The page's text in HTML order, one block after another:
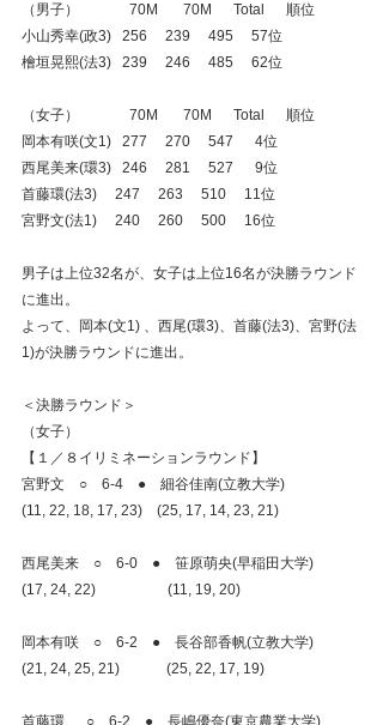
（男子）　　  　70M　   70M  　Total　  順位
小山秀幸(政3)   256     239     495     57位
檜垣晃熙(法3)   239     246     485     62位
（女子）　　　  70M　   70M　  Total　  順位
岡本有咲(文1)   277     270     547      4位
西尾美来(環3)   246     281     527      9位
首藤環(法3)     247     263     510     11位
宮野文(法1)     240     260     500     16位
男子は上位32名が、女子は上位16名が決勝ラウンド
に進出。
よって、岡本(文1) 、西尾(環3)、首藤(法3)、宮野(法
1)が決勝ラウンドに進出。
＜決勝ラウンド＞
（女子）
【１／８イリミネーションラウンド】
宮野文    ○　6-4　●　細谷佳南(立教大学)
(11, 22, 18, 17, 23)    (25, 17, 14, 23, 21)
西尾美来　○　6-0　●　笹原萌央(早稲田大学)
(17, 24, 22)                    (11, 19, 20)
岡本有咲　○　6-2　●　長谷部香帆(立教大学)
(21, 24, 25, 21)             (25, 22, 17, 19)
首藤環  　○　6-2　●　長嶋優奈(東京農業大学)